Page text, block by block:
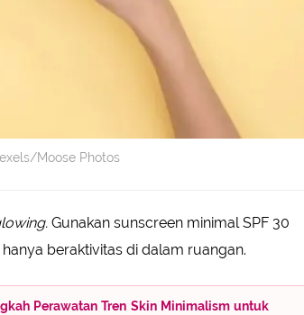
Moose Photos
Gunakan sunscreen minimal SPF 30
beraktivitas di dalam ruangan.
Perawatan Tren Skin Minimalism untuk